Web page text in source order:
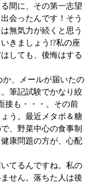
間に、その第一志望
会ったんです！そう
無気力が続くと思う
きましょう!?私の座
しても、後悔はする
か、メールが届いたの
筆記試験でかなり絞
接も・・・。その前
う。最近メタボ＆糖
、野菜中心の食事制
康問題の方が、心配
てるんですね。私の
せん。落ちた人は後